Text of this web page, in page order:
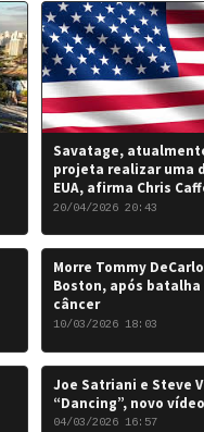
Savatage,
projeta realizar uma
EUA, afirma Chris
20/04/2026 20:43
Morre Tommy
Boston, após
câncer
10/03/2026 18:03
Joe Satriani e Steve
“Dancing”, novo vídeo
04/03/2026 16:57